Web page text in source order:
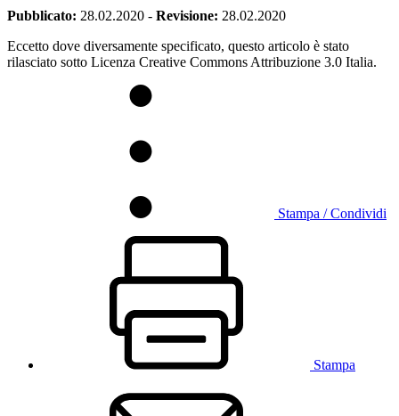
Pubblicato: 28.02.2020 - Revisione: 28.02.2020
Eccetto dove diversamente specificato, questo articolo è stato
rilasciato sotto Licenza Creative Commons Attribuzione 3.0 Italia.
Stampa / Condividi
Stampa